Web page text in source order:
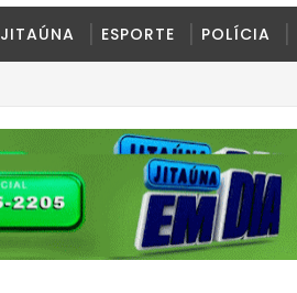
JITAÚNA ESPORTE POLÍCIA